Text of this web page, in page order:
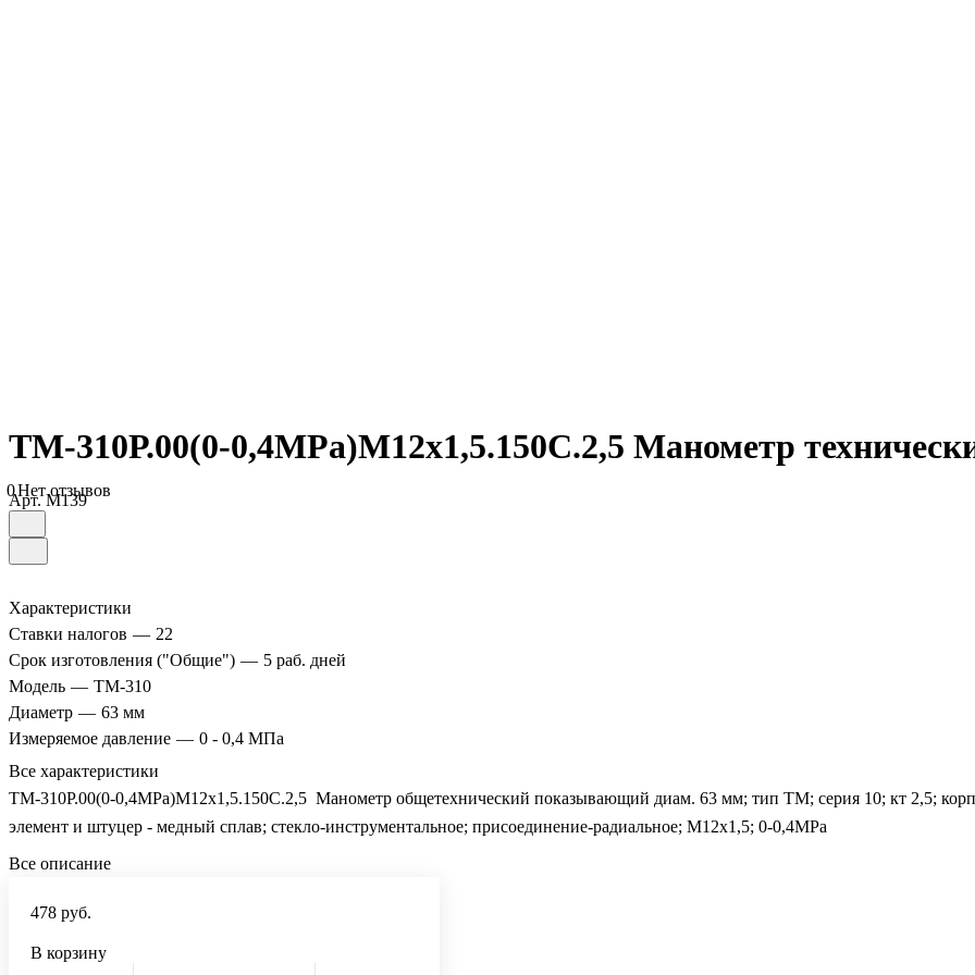
ТМ-310Р.00(0-0,4MPa)М12х1,5.150C.2,5 Манометр
0Нет отзывов
Арт.M139
Характеристики
Ставки налогов — 22
Срок изготовления ("Общие") — 5 раб. дней
Модель — ТМ-310
Диаметр — 63 мм
Измеряемое давление — 0 - 0,4 МПа
Все характеристики
ТМ-310Р.00(0-0,4MPa)М12х1,5.150C.2,5 Манометр общетехнический показывающий диам. 63 мм; тип ТМ; серия 10; кт 2,5;
элемент и штуцер - медный сплав; стекло-инструментальное; присоединение-радиальное; М12х1,5; 0-0,4MPa
Все описание
478 руб.
В корзину